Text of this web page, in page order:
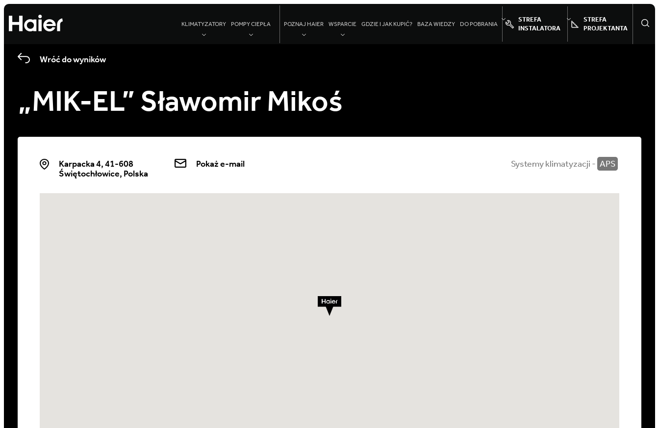
KLIMATYZATORY POMPY CIEPŁA POZNAJ HAIER WSPARCIE GDZIE I JAK KUPIĆ? BAZA WIEDZY DO POBRANIA
STREFA
INSTALATORA
STREFA
PROJEKTANTA
Wróć do wyników
„MIK-EL” Sławomir Mikoś
Karpacka 4, 41-608
Świętochłowice, Polska
Pokaż e-mail Systemy klimatyzacji - APS